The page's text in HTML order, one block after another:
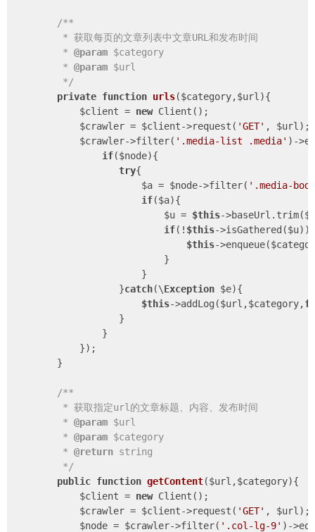
/**
         * 获取每页的文章列表中文章URL和发布时间
         *
@param $category
         *
@param $url
         */
private function urls($category,$url){
            $client =
new Client();
            $crawler = $client->request(
'GET' , $url);
            $crawler->filter(
'.media-list .media' )-
if($node){
try{
                       $a = $node->filter(
'.media-
if($a){
                           $u =
$this-
if(! $this->isGathered($u)){
$this-
                           }
                       }
                   }
catch(\Exception $e){
$this->addLog($url,$category,
                   }
                }
            });
        }
/**
         * 获取指定url的文章标题、内容、发布时间
         *
@param $url
         *
@param $category
         *
@return string
         */
public function getContent($url,$category){
            $client =
new Client();
            $crawler = $client->request(
'GET' , $url);
            $node = $crawler->filter(
'.col-lg-9' )->eq(